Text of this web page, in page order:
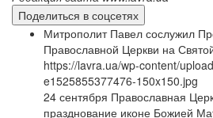
Поделиться в соцсетях
Митрополит Павел сослужил
Православной Церкви на
https://lavra.ua/wp-content/
e1525855377476-150x150.jpg
24 сентября Православная
празднование иконе Божией